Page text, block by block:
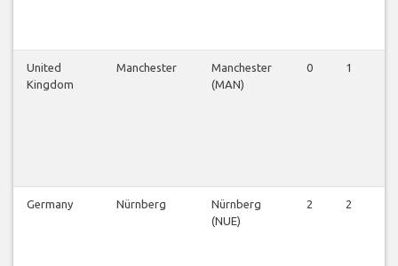
United
Kingdom
Manchester
Manchester
(MAN)
0 1
Germany Nürnberg
Nürnberg
(NUE)
2 2